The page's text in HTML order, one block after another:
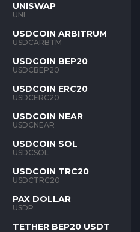
UNISWAP
UNI
USDCOIN ARBITRUM
USDCARBTM
USDCOIN BEP20
USDCBEP20
USDCOIN ERC20
USDCERC20
USDCOIN NEAR
USDCNEAR
USDCOIN SOL
USDCSOL
USDCOIN TRC20
USDCTRC20
PAX DOLLAR
USDP
TETHER BEP20 USDT